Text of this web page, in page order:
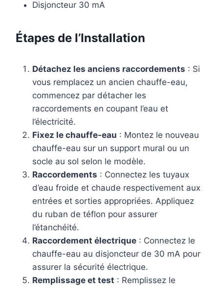
Disjoncteur 30 mA
Étapes de l’Installation
Détachez les anciens raccordements : Si
vous remplacez un ancien chauffe-eau,
commencez par détacher les
raccordements en coupant l’eau et
l’électricité.
Fixez le chauffe-eau : Montez le nouveau
chauffe-eau sur un support mural ou un
socle au sol selon le modèle.
Raccordements : Connectez les tuyaux
d’eau froide et chaude respectivement aux
entrées et sorties appropriées. Appliquez
du ruban de téflon pour assurer
l’étanchéité.
Raccordement électrique : Connectez le
chauffe-eau au disjoncteur de 30 mA pour
assurer la sécurité électrique.
Remplissage et test : Remplissez le